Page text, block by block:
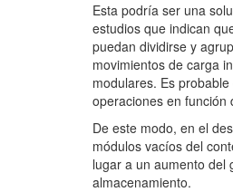
Esta podría ser una
estudios que indican
puedan dividirse y
movimientos de carga
modulares. Es
operaciones en función
De este modo, en el
módulos vacíos del
lugar a un aumento del
almacenamiento.